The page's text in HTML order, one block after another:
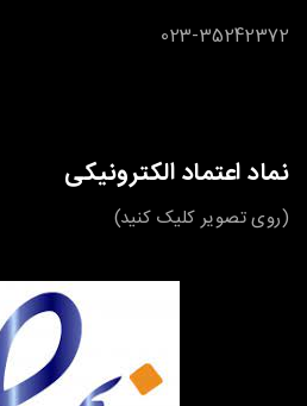
023-35242372
نماد اعتماد الکترونیکی
(روی تصویر کلیک کنید)